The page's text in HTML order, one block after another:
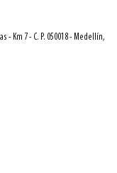
- Km 7 - C. P. 050018 - Medellín,